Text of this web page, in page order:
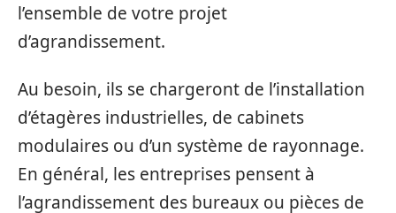
l’ensemble de votre projet
d’agrandissement.
Au besoin, ils se chargeront de l’installation
d’étagères industrielles, de cabinets
modulaires ou d’un système de rayonnage.
En général, les entreprises pensent à
l’agrandissement des bureaux ou pièces de